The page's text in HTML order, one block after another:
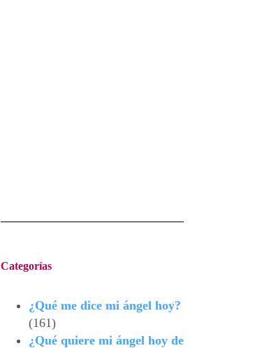
Categorías
¿Qué me dice mi ángel hoy?
(161)
¿Qué quiere mi ángel hoy de